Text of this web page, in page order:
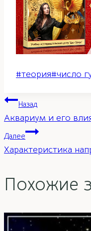
Метки
#теория#число
Навигация
по
записям
Назад
Аквариум и его
Далее
Характеристика
Похожие